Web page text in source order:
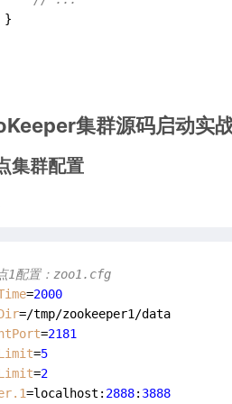
}
集群源码启动实
集群配置
1配置：zoo1.cfg
=2000
=2181
=5
=2
=localhost: 2888: 3888